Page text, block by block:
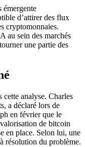
émergente
d’attirer des flux
cryptomonnaies.
au sein des marchés
une partie des
cette analyse. Charles
a déclaré lors de
en février que le
de bitcoin
en place. Selon lui, une
résolution du problème.